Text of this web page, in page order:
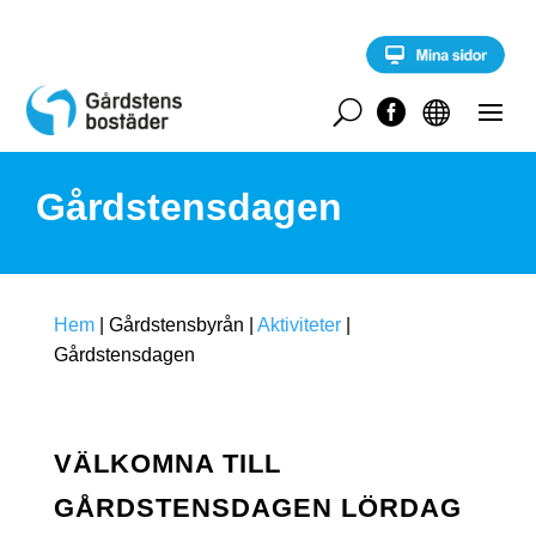
c
n


U
Gårdstensdagen
Hem Gårdstensbyrån Aktiviteter
Gårdstensdagen
VÄLKOMNA TILL
GÅRDSTENSDAGEN LÖRDAG